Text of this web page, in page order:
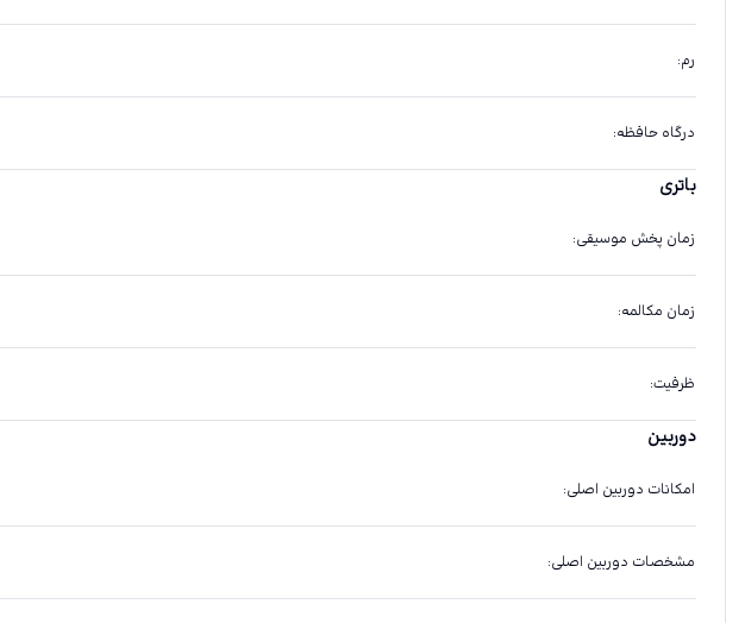
رم:
درگاه حافظه:
باتری
زمان پخش موسیقی:
زمان مکالمه:
ظرفیت:
دوربین
امکانات دوربین اصلی:
مشخصات دوربین اصلی: